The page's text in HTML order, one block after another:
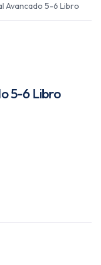
Avancado 5-6 Libro
5-6 Libro